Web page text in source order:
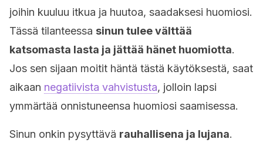
joihin kuuluu itkua ja huutoa, saadaksesi huomiosi.
Tässä tilanteessa sinun tulee välttää
katsomasta lasta ja jättää hänet huomiotta.
Jos sen sijaan moitit häntä tästä käytöksestä, saat
aikaan negatiivista vahvistusta, jolloin lapsi
ymmärtää onnistuneensa huomiosi saamisessa.
Sinun onkin pysyttävä rauhallisena ja lujana.